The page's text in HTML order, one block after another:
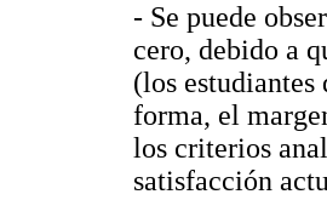
- Se puede
cero, debido a
(los estudiantes
forma, el
los criterios
satisfacción